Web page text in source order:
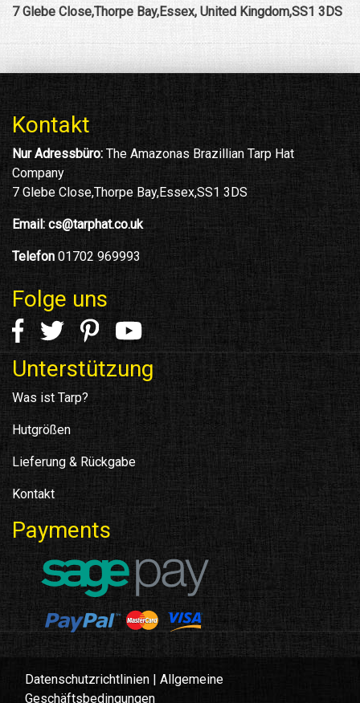
7 Glebe Close,Thorpe Bay,Essex, United Kingdom,SS1 3DS
Kontakt
Nur Adressbüro: The Amazonas Brazillian Tarp Hat
Company
7 Glebe Close,Thorpe Bay,Essex,SS1 3DS
Email:cs@tarphat.co.uk
Telefon 01702 969993
Folge uns
Unterstützung
Was ist Tarp?
Hutgrößen
Lieferung & Rückgabe
Kontakt
Payments
Datenschutzrichtlinien | Allgemeine
Geschäftsbedingungen